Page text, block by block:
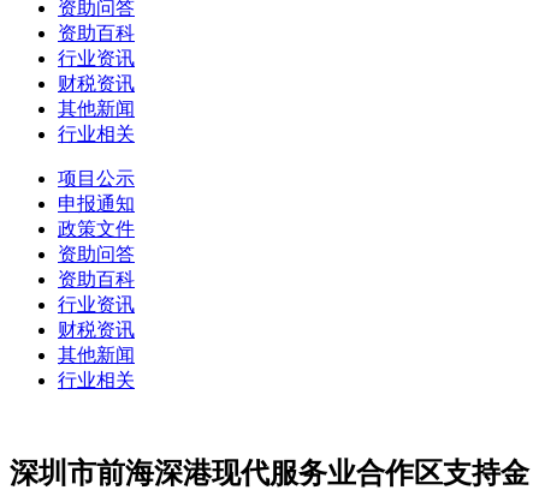
资助问答
资助百科
行业资讯
财税资讯
其他新闻
行业相关
项目公示
申报通知
政策文件
资助问答
资助百科
行业资讯
财税资讯
其他新闻
行业相关
深圳市前海深港现代服务业合作区支持金